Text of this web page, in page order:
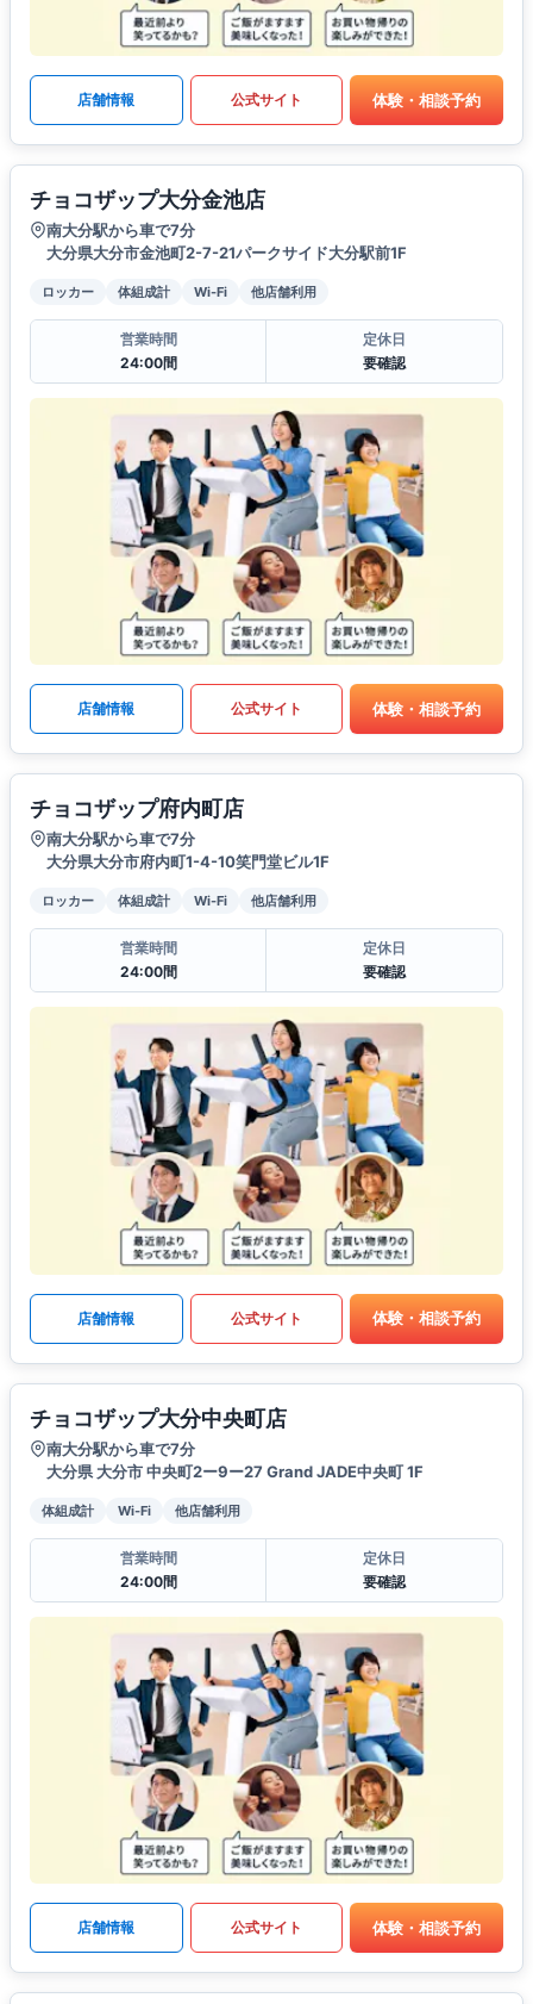
店舗情報 公式サイト 体験・相談予約
チョコザップ大分金池店
南大分駅から車で7分
大分県大分市金池町2-7-21パークサイド大分駅前1F
ロッカー 体組成計 Wi-Fi 他店舗利用
営業時間
24:00間
定休日
要確認
店舗情報 公式サイト 体験・相談予約
チョコザップ府内町店
南大分駅から車で7分
大分県大分市府内町1-4-10笑門堂ビル1F
ロッカー 体組成計 Wi-Fi 他店舗利用
営業時間
24:00間
定休日
要確認
店舗情報 公式サイト 体験・相談予約
チョコザップ大分中央町店
南大分駅から車で7分
大分県 大分市 中央町2ー9ー27 Grand JADE中央町 1F
体組成計 Wi-Fi 他店舗利用
営業時間
24:00間
定休日
要確認
店舗情報 公式サイト 体験・相談予約